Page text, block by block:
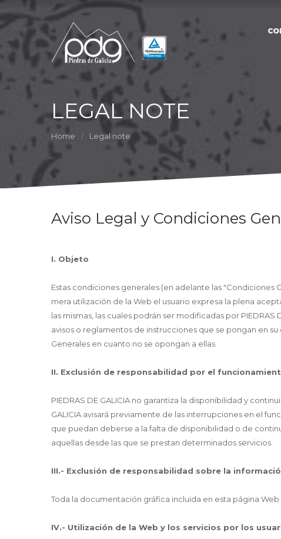
LEGAL NOTE
Home Legal note
Aviso Legal y Condiciones
I. Objeto
Estas condiciones generales (en adelante las
mera utilización de la Web el usuario expresa la plena
las mismas, las cuales podrán ser modificadas por
avisos o reglamentos de instrucciones que se pongan en
Generales en cuanto no se opongan a ellas.
II. Exclusión de responsabilidad por el
PIEDRAS DE GALICIA no garantiza la disponibilidad y
GALICIA avisará previamente de las interrupciones en el
que puedan deberse a la falta de disponibilidad o de
aquellas desde las que se prestan determinados servicios.
III.- Exclusión de responsabilidad sobre la
Toda la documentación gráfica incluida en esta página
IV.- Utilización de la Web y los servicios por los